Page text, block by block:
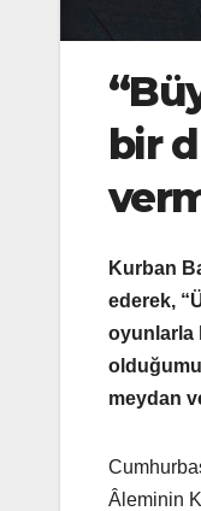
bir
Kurban
ederek,
oyunlarla
meydan
Âleminin